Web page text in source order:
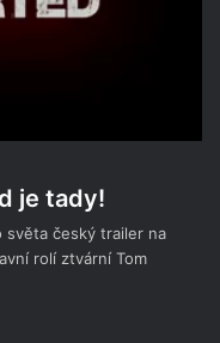
je tady!
světa český trailer na
rolí ztvární Tom